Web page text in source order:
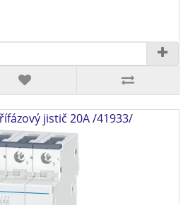
jistič 20A /41933/